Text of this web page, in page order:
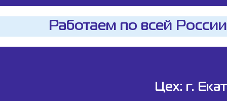
Работаем по всей
Цех: г.